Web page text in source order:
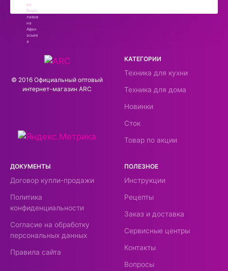
© 2016 Официальный оптовый
интернeт-магазин ARC
КАТЕГОРИИ
Техника для кухни
Техника для дома
Новинки
Сток
Товар по акции
ДОКУМЕНТЫ
Договор купли-продажи
Политика
конфиденциальности
Согласие на обработку
персональных данных
Правила сайта
ПОЛЕЗНОЕ
Инструкции
Рецепты
Заказ и доставка
Сервисные центры
Контакты
Вопросы